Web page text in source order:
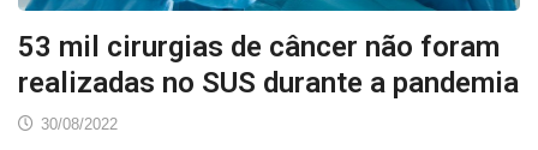
53 mil cirurgias de câncer não foram
realizadas no SUS durante a pandemia
30/08/2022